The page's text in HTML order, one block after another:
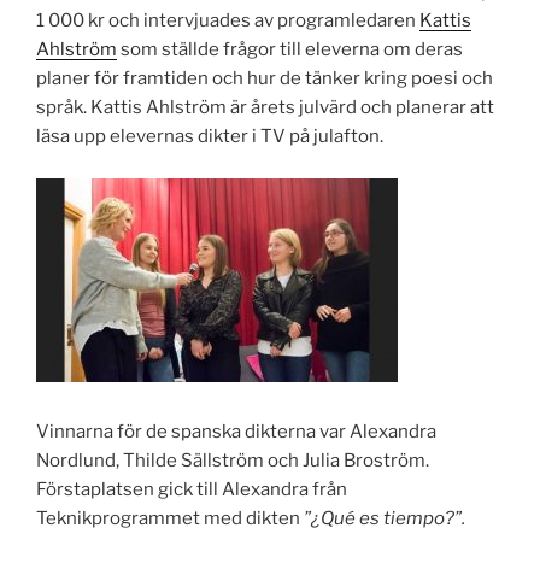
1 000 kr och intervjuades av programledaren Kattis
Ahlström som ställde frågor till eleverna om deras
planer för framtiden och hur de tänker kring poesi och
språk. Kattis Ahlström är årets julvärd och planerar att
läsa upp elevernas dikter i TV på julafton.
Vinnarna för de spanska dikterna var Alexandra
Nordlund, Thilde Sällström och Julia Broström.
Förstaplatsen gick till Alexandra från
Teknikprogrammet med dikten ”¿Qué es tiempo?”.